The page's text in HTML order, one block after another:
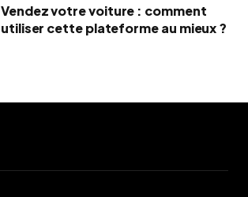
Vendez votre voiture : comment
utiliser cette plateforme au mieux ?